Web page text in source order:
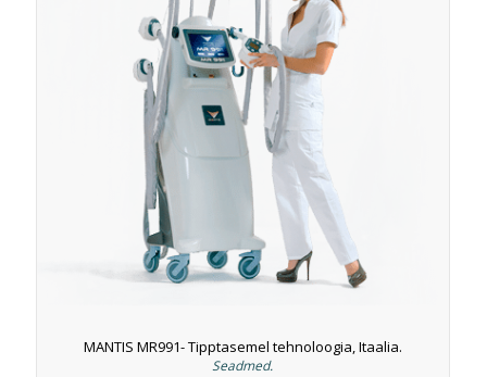
MANTIS MR991- Tipptasemel tehnoloogia, Itaalia.
Seadmed.